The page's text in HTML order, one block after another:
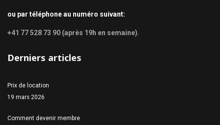
ou par téléphone au numéro suivant:
+41 77 528 73 90 (après 19h en semaine)
Derniers articles
Prix de location
19 mars 2026
Comment devenir membre